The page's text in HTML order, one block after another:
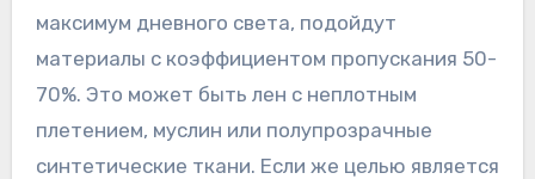
максимум дневного света, подойдут
материалы с коэффициентом пропускания 50-
70%. Это может быть лен с неплотным
плетением, муслин или полупрозрачные
синтетические ткани. Если же целью является